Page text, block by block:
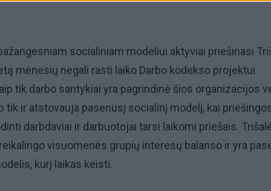
socialiniam modeliui aktyviai priešinasi
mėnesių negali rasti laiko Darbo kodekso projektui
tik darbo santykiai yra pagrindinė šios organizacijos
tik ir atstovauja pasenusį socialinį modelį, kai
darbdaviai ir darbuotojai tarsi laikomi priešais.
visuomenės grupių interesų balanso ir yra
kurį laikas keisti.